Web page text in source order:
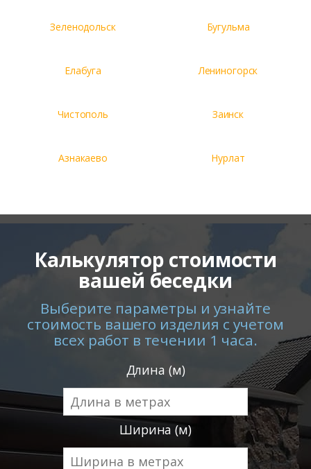
Зеленодольск Бугульма
Елабуга Лениногорск
Чистополь Заинск
Азнакаево Нурлат
Калькулятор стоимости
вашей беседки
Выберите параметры и узнайте
стоимость вашего изделия с учетом
всех работ в течении 1 часа.
Длина (м)
Ширина (м)